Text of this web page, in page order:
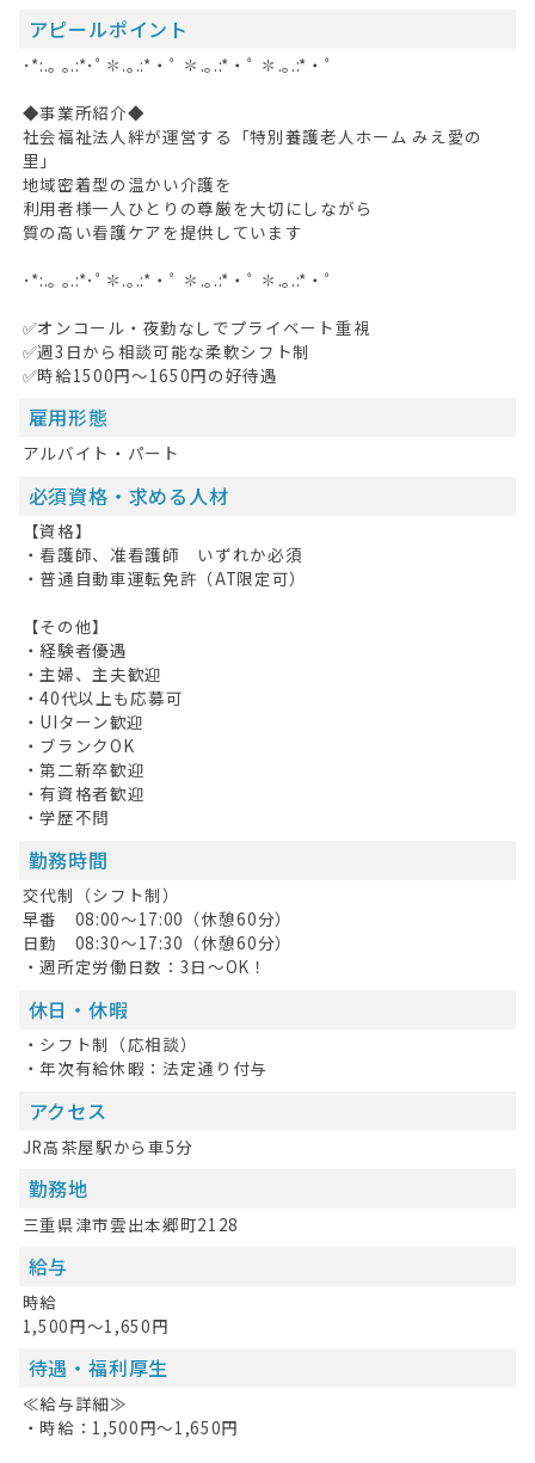
HOME
無料会員登録
ログイン
キープした求人
最近見た求人
アピールポイント
･*:.｡ ｡.:*･ﾟ✽.｡.:*・ﾟ ✽.｡.:*・ﾟ ✽.｡.:*・ﾟ
◆事業所紹介◆
社会福祉法人絆が運営する「特別養護老人ホーム みえ愛の
里」
地域密着型の温かい介護を
利用者様一人ひとりの尊厳を大切にしながら
質の高い看護ケアを提供しています
･*:.｡ ｡.:*･ﾟ✽.｡.:*・ﾟ ✽.｡.:*・ﾟ ✽.｡.:*・ﾟ
✅オンコール・夜勤なしでプライベート重視
✅週3日から相談可能な柔軟シフト制
✅時給1500円～1650円の好待遇
雇用形態
アルバイト・パート
必須資格・求める人材
【資格】
・看護師、准看護師 いずれか必須
・普通自動車運転免許（AT限定可）
【その他】
・経験者優遇
・主婦、主夫歓迎
・40代以上も応募可
・UIターン歓迎
・ブランクOK
・第二新卒歓迎
・有資格者歓迎
・学歴不問
勤務時間
交代制（シフト制）
早番 08:00～17:00（休憩60分）
日勤 08:30～17:30（休憩60分）
・週所定労働日数：3日～OK！
休日・休暇
・シフト制（応相談）
・年次有給休暇：法定通り付与
アクセス
JR高茶屋駅から車5分
勤務地
三重県津市雲出本郷町2128
給与
時給
1,500円～1,650円
待遇・福利厚生
≪給与詳細≫
・時給：1,500円～1,650円